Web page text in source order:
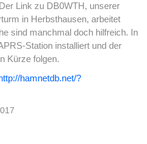
Link zu DB0WTH, unserer
in Herbsthausen, arbeitet
sind manchmal doch hilfreich. In
Station installiert und der
Kürze folgen.
http://hamnetdb.net/?